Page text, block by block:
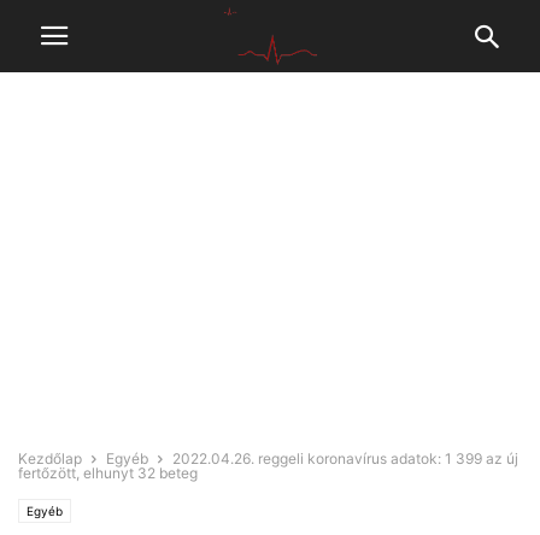
Kezdőlap Egyéb
2022.04.26. reggeli koronavírus adatok: 1 399 az új
fertőzött, elhunyt 32 beteg
Egyéb